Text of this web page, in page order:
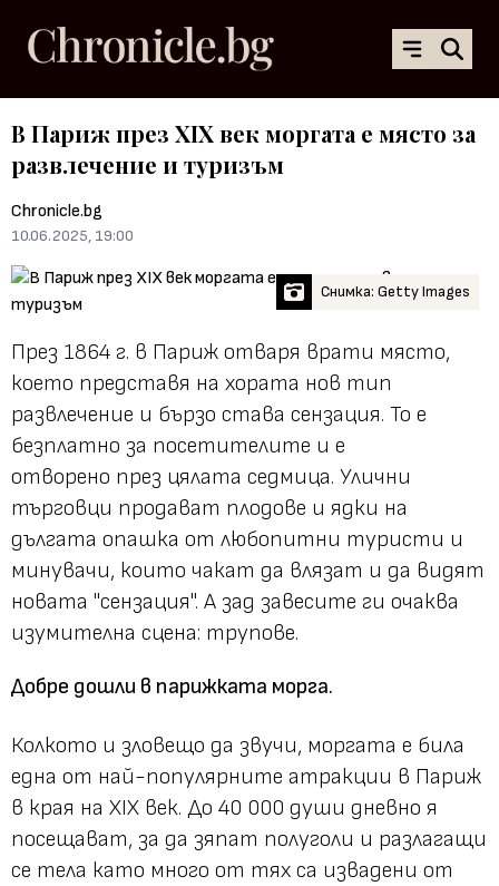
В Париж през XIX век моргата е място за
развлечение и туризъм
Chronicle.bg
10.06.2025, 19:00
Снимка: Getty Images
През 1864 г. в Париж отваря врати място,
което представя на хората нов тип
развлечение и бързо става сензация. То е
безплатно за посетителите и е
отворено през цялата седмица. Улични
търговци продават плодове и ядки на
дългата опашка от любопитни туристи и
минувачи, които чакат да влязат и да видят
новата "сензация". А зад завесите ги очаква
изумителна сцена: трупове.
Добре дошли в парижката морга.
Колкото и зловещо да звучи, моргата е била
една от най-популярните атракции в Париж
в края на XIX век. До 40 000 души дневно я
посещават, за да зяпат полуголи и разлагащи
се тела като много от тях са извадени от